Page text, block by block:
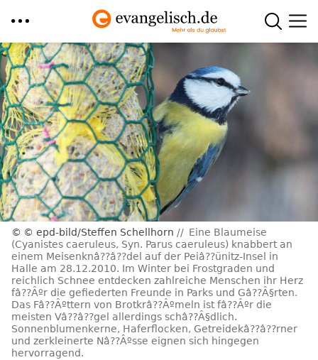
Direkt
zum
Inhalt
© epd-bild/Steffen Schellhorn
Eine Blaumeise
(Cyanistes caeruleus, Syn. Parus caeruleus) knabbert an
einem Meisenknâ??â??del auf der Peiâ??ünitz-Insel in
Halle am 28.12.2010. Im Winter bei Frostgraden und
reichlich Schnee entdecken zahlreiche Menschen ihr Herz
fâ??Âºr die gefiederten Freunde in Parks und Gâ??Â§rten.
Das Fâ??Âºttern von Brotkrâ??Âºmeln ist fâ??Âºr die
meisten Vâ??â??gel allerdings schâ??Â§dlich.
Sonnenblumenkerne, Haferflocken, Getreidekâ??â??rner
und zerkleinerte Nâ??Âºsse eignen sich hingegen
hervorragend.